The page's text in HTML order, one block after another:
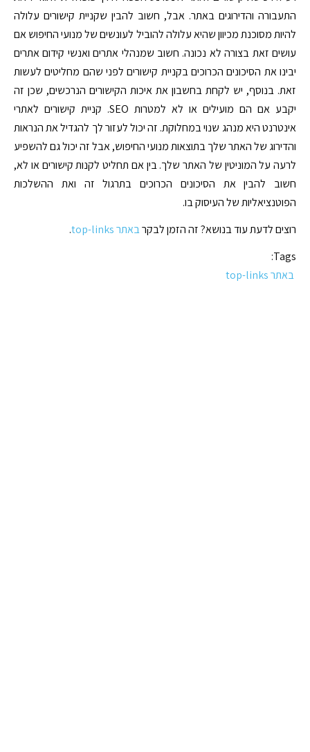
התעבורה והדירוגים באתר. אבל, חשוב להבין שקניית קישורים עלולה
להיות מסוכנת מכיוון שהיא עלולה להוביל לעונשים של מנועי החיפוש אם
עושים זאת בצורה לא נכונה. חשוב שמנהלי אתרים ואנשי קידום אתרים
יבינו את הסיכונים הכרוכים בקניית קישורים לפני שהם מחליטים לעשות
זאת. בנוסף, יש לקחת בחשבון את איכות הקישורים הנרכשים, שכן זה
יקבע אם הם מועילים או לא למטרות SEO. קניית קישורים לאתרי
אינטרנט היא מנהג שנוי במחלוקת. זה יכול לעזור לך להגדיל את הנראות
והדירוג של האתר שלך בתוצאות מנועי החיפוש, אבל זה יכול גם להשפיע
לרעה על המוניטין של האתר שלך. בין אם תחליט לקנות קישורים או לא,
חשוב להבין את הסיכונים הכרוכים בתרגול זה ואת ההשלכות
הפוטנציאליות של העיסוק בו.
רוצים לדעת עוד בנושא? זה הזמן לבקרבאתר top-links
.
Tags:
באתר top-links